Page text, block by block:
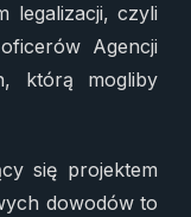
legalizacji, czyli
Agencji
którą mogliby
się projektem
dowodów to